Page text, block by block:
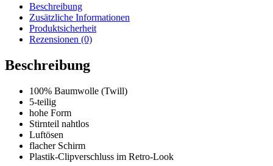
Beschreibung
Zusätzliche Informationen
Produktsicherheit
Rezensionen (0)
Beschreibung
100% Baumwolle (Twill)
5-teilig
hohe Form
Stirnteil nahtlos
Luftösen
flacher Schirm
Plastik-Clipverschluss im Retro-Look